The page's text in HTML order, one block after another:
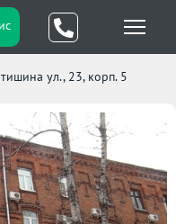
ул., 23, корп. 5